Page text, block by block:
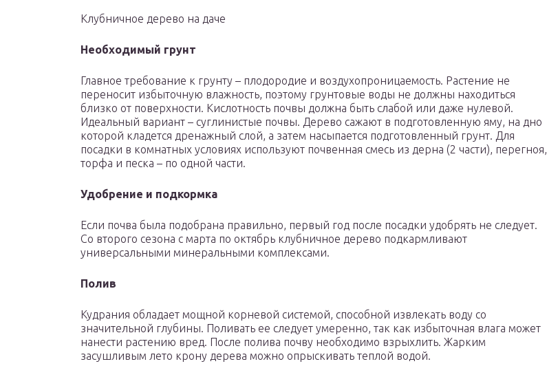
Клубничное дерево на даче
Необходимый грунт
Главное требование к грунту – плодородие и воздухопроницаемость. Растение не
переносит избыточную влажность, поэтому грунтовые воды не должны находиться
близко от поверхности. Кислотность почвы должна быть слабой или даже нулевой.
Идеальный вариант – суглинистые почвы. Дерево сажают в подготовленную яму, на дно
которой кладется дренажный слой, а затем насыпается подготовленный грунт. Для
посадки в комнатных условиях используют почвенная смесь из дерна (2 части), перегноя,
торфа и песка – по одной части.
Удобрение и подкормка
Если почва была подобрана правильно, первый год после посадки удобрять не следует.
Со второго сезона с марта по октябрь клубничное дерево подкармливают
универсальными минеральными комплексами.
Полив
Кудрания обладает мощной корневой системой, способной извлекать воду со
значительной глубины. Поливать ее следует умеренно, так как избыточная влага может
нанести растению вред. После полива почву необходимо взрыхлить. Жарким
засушливым лето крону дерева можно опрыскивать теплой водой.